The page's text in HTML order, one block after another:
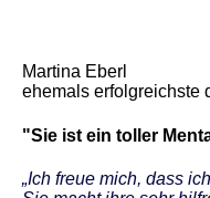
Martina Eberl
ehemals erfolgreichste
"Sie ist ein toller
„Ich freue mich, dass